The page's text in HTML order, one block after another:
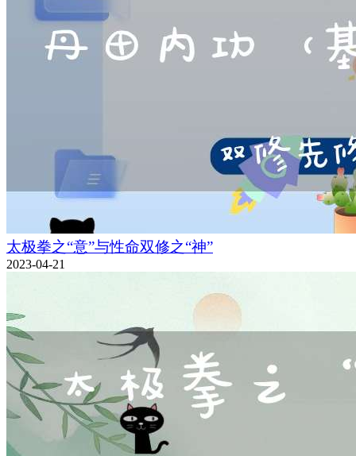
太极拳之“意”与性命双修之“神”
2023-04-21